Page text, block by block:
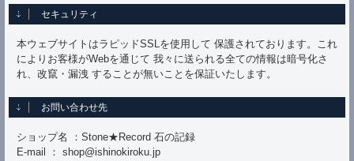
セキュリティ
本ウェブサイトはラピッドSSLを使用して 保護されております。これ
によりお客様がWebを通じて 我々に送られる全ての情報は暗号化さ
れ、改竄・漏洩 することが無いことを保証いたします。
お問い合わせ先
ショップ名 ：Stone★Record 石の記録
E-mail ： shop@ishinokiroku.jp